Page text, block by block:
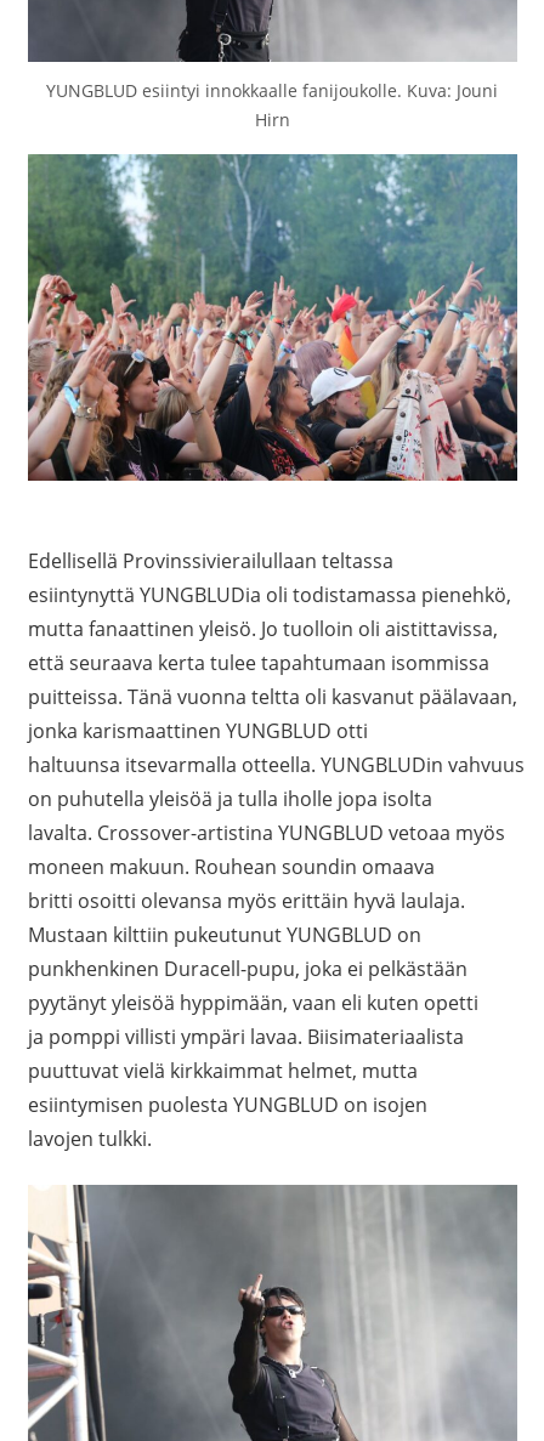
YUNGBLUD esiintyi innokkaalle fanijoukolle. Kuva: Jouni
Hirn
Edellisellä Provinssivierailullaan teltassa
esiintynyttä YUNGBLUDia oli todistamassa pienehkö,
mutta fanaattinen yleisö. Jo tuolloin oli aistittavissa,
että seuraava kerta tulee tapahtumaan isommissa
puitteissa. Tänä vuonna teltta oli kasvanut päälavaan,
jonka karismaattinen YUNGBLUD otti
haltuunsa itsevarmalla otteella. YUNGBLUDin vahvuus
on puhutella yleisöä ja tulla iholle jopa isolta
lavalta. Crossover-artistina YUNGBLUD vetoaa myös
moneen makuun. Rouhean soundin omaava
britti osoitti olevansa myös erittäin hyvä laulaja.
Mustaan kilttiin pukeutunut YUNGBLUD on
punkhenkinen Duracell-pupu, joka ei pelkästään
pyytänyt yleisöä hyppimään, vaan eli kuten opetti
ja pomppi villisti ympäri lavaa. Biisimateriaalista
puuttuvat vielä kirkkaimmat helmet, mutta
esiintymisen puolesta YUNGBLUD on isojen
lavojen tulkki.